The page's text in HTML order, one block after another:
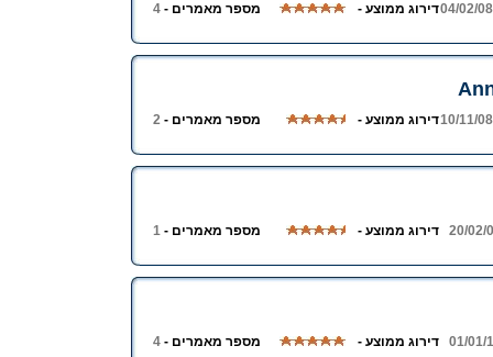
04/02/08דירוג ממוצע - מספר מאמרים - 4
10/11/08דירוג ממוצע - מספר מאמרים - 2
20/02/ דירוג ממוצע - מספר מאמרים - 1
01/01/ דירוג ממוצע - מספר מאמרים - 4